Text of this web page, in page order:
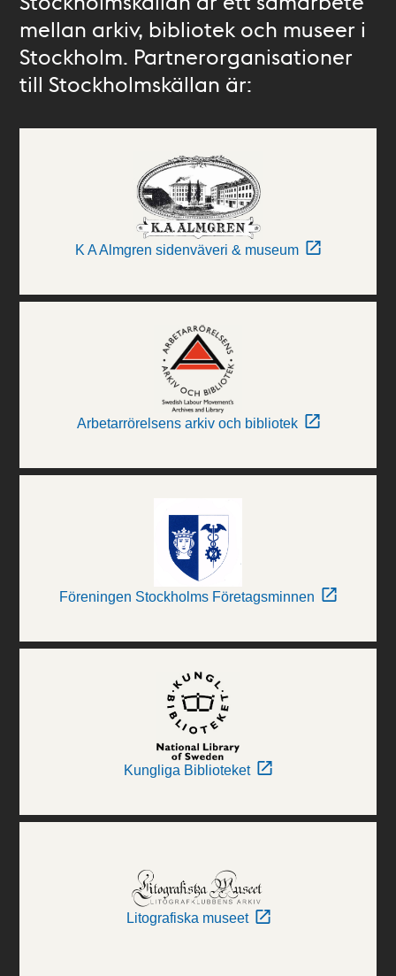
mellan arkiv, bibliotek och museer i
Stockholm. Partnerorganisationer
till Stockholmskällan är:
K A Almgren sidenväveri & museum
Arbetarrörelsens arkiv och bibliotek
Föreningen Stockholms Företagsminnen
Kungliga Biblioteket
Litografiska museet